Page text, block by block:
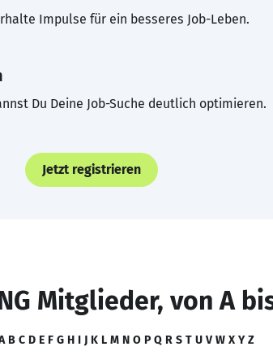
Impulse für ein besseres Job-Leben.
Du Deine Job-Suche deutlich optimieren.
Jetzt registrieren
Mitglieder, von A
B C D E F G H I J K L M N O P Q R S T U V W X Y Z